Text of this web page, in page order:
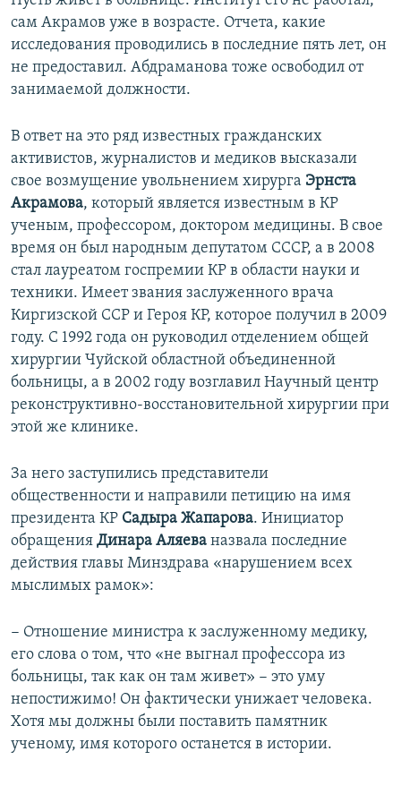
сам Акрамов уже в возрасте. Отчета, какие
исследования проводились в последние пять лет, он
не предоставил. Абдраманова тоже освободил от
занимаемой должности.
В ответ на это ряд известных гражданских
активистов, журналистов и медиков высказали
свое возмущение увольнением хирурга Эрнста
Акрамова, который является известным в КР
ученым, профессором, доктором медицины. В свое
время он был народным депутатом СССР, а в 2008
стал лауреатом госпремии КР в области науки и
техники. Имеет звания заслуженного врача
Киргизской ССР и Героя КР, которое получил в 2009
году. С 1992 года он руководил отделением общей
хирургии Чуйской областной объединенной
больницы, а в 2002 году возглавил Научный центр
реконструктивно-восстановительной хирургии при
этой же клинике.
За него заступились представители
общественности и направили петицию на имя
президента КР Садыра Жапарова. Инициатор
обращения Динара Аляева назвала последние
действия главы Минздрава «нарушением всех
мыслимых рамок»:
− Отношение министра к заслуженному медику,
его слова о том, что «не выгнал профессора из
больницы, так как он там живет» − это уму
непостижимо! Он фактически унижает человека.
Хотя мы должны были поставить памятник
ученому, имя которого останется в истории.